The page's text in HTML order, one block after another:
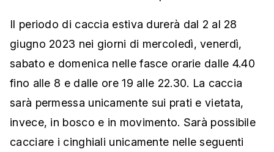
Il periodo di caccia estiva durerà dal 2 al 28
giugno 2023 nei giorni di mercoledì, venerdì,
sabato e domenica nelle fasce orarie dalle 4.40
fino alle 8 e dalle ore 19 alle 22.30. La caccia
sarà permessa unicamente sui prati e vietata,
invece, in bosco e in movimento. Sarà possibile
cacciare i cinghiali unicamente nelle seguenti